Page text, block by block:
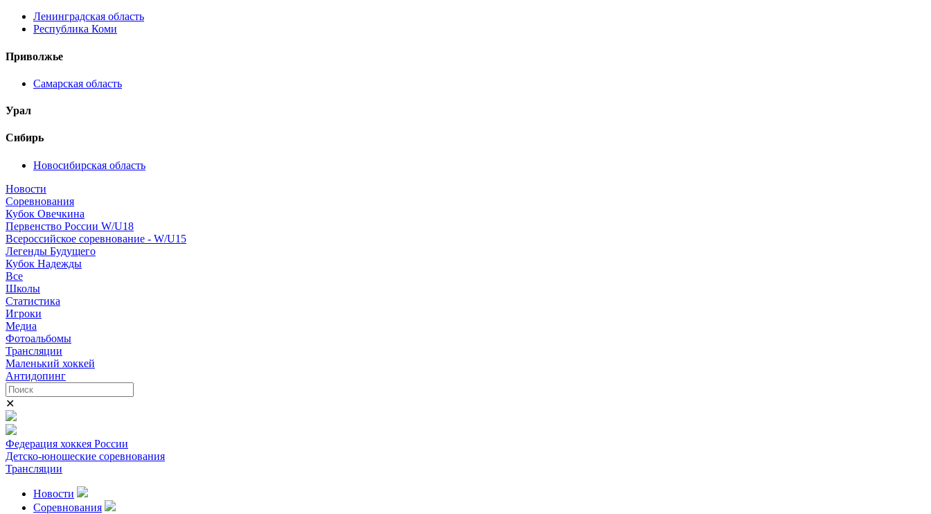
Ленинградская область
Республика Коми
Приволжье
Самарская область
Урал
Сибирь
Новосибирская область
Новости
Соревнования
Кубок Овечкина
Первенство России W/U18
Всероссийское соревнование - W/U15
Легенды Будущего
Кубок Надежды
Все
Школы
Статистика
Игроки
Медиа
Фотоальбомы
Трансляции
Маленький хоккей
Антидопинг
✕
Федерация хоккея России
Детско-юношеские соревнования
Трансляции
Новости
Соревнования